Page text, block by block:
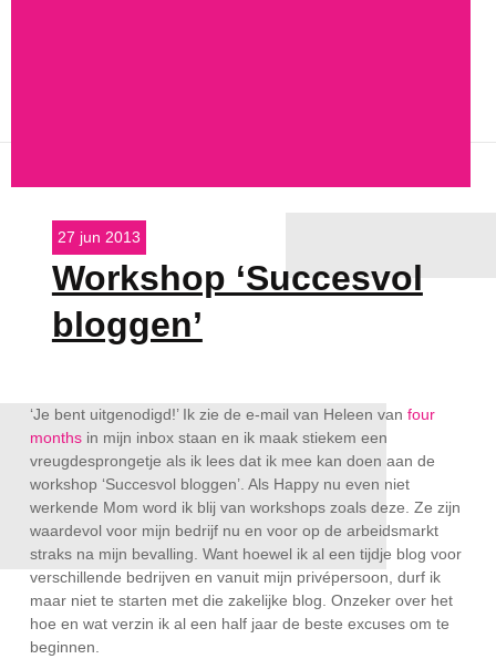
27 jun 2013
Workshop ‘Succesvol
bloggen’
‘Je bent uitgenodigd!’ Ik zie de e-mail van Heleen van
four monthsin mijn inbox staan en ik maak stiekem een
vreugdesprongetje als ik lees dat ik mee kan doen aan
de workshop ‘Succesvol bloggen’. Als Happy nu even
niet werkende Mom word ik blij van workshops zoals
deze. Ze zijn waardevol voor mijn bedrijf nu en voor op
de arbeidsmarkt straks na mijn bevalling. Want hoewel
ik al een tijdje blog voor verschillende bedrijven en
vanuit mijn privépersoon, durf ik maar niet te starten
met die zakelijke blog. Onzeker over het hoe en wat
verzin ik al een half jaar de beste excuses om te